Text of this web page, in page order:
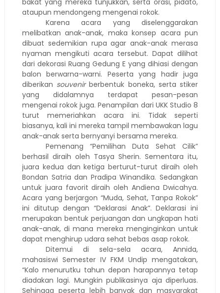
bakat yang mereka tunjukkan, serta orasi, pidato,
ataupun mendongeng mengenai rokok.
Karena acara yang diselenggarakan
melibatkan anak-anak, maka konsep acara pun
dibuat sedemikian rupa agar anak-anak merasa
nyaman mengikuti acara tersebut. Dapat dilihat
dari dekorasi Ruang Gedung E yang dihiasi dengan
balon berwarna-warni. Peserta yang hadir juga
diberikan souvenirberbentuk boneka, serta stiker
yang didalamnya terdapat pesan-pesan
mengenai rokok juga. Penampilan dari UKK Studio 8
turut memeriahkan acara ini. Tidak seperti
biasanya, kali ini mereka tampil membawakan lagu
anak-anak serta bernyanyi bersama mereka.
Pemenang “Pemilihan Duta Sehat Cilik”
berhasil diraih oleh Tasya Sherin. Sementara itu,
juara kedua dan ketiga berturut-turut diraih oleh
Bondan Satria dan Pradipa Winandika. Sedangkan
untuk juara favorit diraih oleh Andiena Dwicahya.
Acara yang berjargon “Muda, Sehat, Tanpa Rokok”
ini ditutup dengan “Deklarasi Anak”. Deklarasi ini
merupakan bentuk perjuangan dan ungkapan hati
anak-anak, di mana mereka menginginkan untuk
dapat menghirup udara sehat bebas asap rokok.
Ditemui di sela-sela acara, Annida,
mahasiswi Semester IV FKM Undip mengatakan,
“Kalo menurutku tahun depan harapannya tetap
diadakan lagi. Mungkin publikasinya aja diperluas.
Sehingga peserta lebih banyak dan masyarakat